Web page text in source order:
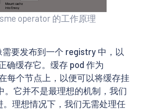
operator 的工作原理
需要发布到一个 registry 中，以
确缓存它。缓存 pod 作为
每个节点上，以便可以将缓存挂
。它并不是最理想的机制，我们
。理想情况下，我们无需处理任